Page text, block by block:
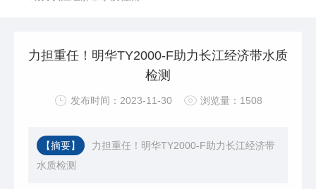
力担重任！明华TY2000-F助力长江经济带水质
检测
发布时间：2023-11-30 浏览量：1508
【摘要】
力担重任！明华TY2000-F助力长江经济带
水质检测